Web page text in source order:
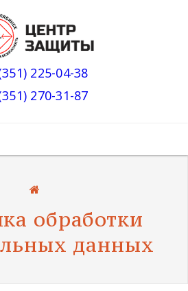
225-04-38
270-31-87
обработки
данных